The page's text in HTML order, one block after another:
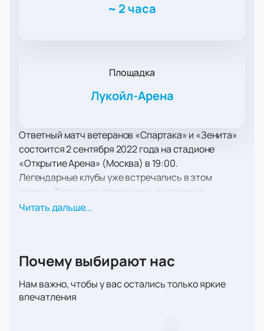
~ 2 часа
Площадка
Лукойл-Арена
Ответный матч ветеранов «Спартака» и «Зенита»
состоится 2 сентября 2022 года на стадионе
«Открытие Арена» (Москва) в 19:00.
Легендарные клубы уже встречались в этом
сезоне. Тогда игра проходила на стадионе
«Петровский», что расположен в Санкт-
Встречи прославленных футболистов – настоящий
Аршавин – эти имена гремели в начале нулевых, и
вот они вновь на стадионе: забивают, получают
Читать дальше...
Почему выбирают нас
Нам важно, чтобы у вас остались только яркие
впечатления